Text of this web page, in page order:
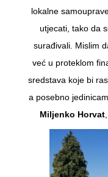
lokalne
utjecati, tako da
surađivali. Mislim
već u proteklom
sredstava koje bi
a posebno
Miljenko Horvat